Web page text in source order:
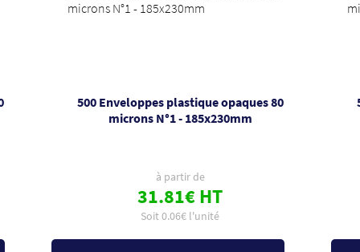
500 Enveloppes plastique opaques 80
microns N°1 - 185x230mm
à partir de
31.81€ HT
Soit 0.06€ l'unité